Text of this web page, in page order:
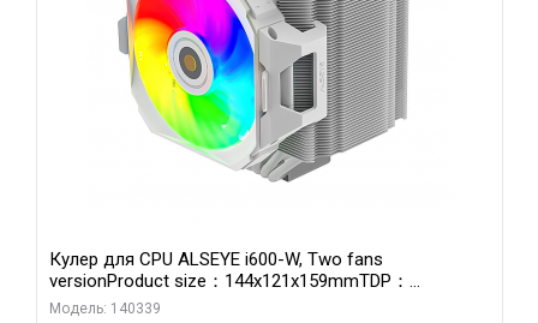
Кулер для CPU ALSEYE i600-W, Two fans
versionProduct size：144x121x159mmTDP：
270WSoldering technology CD textureApplication:Intel：
Модель: 140339